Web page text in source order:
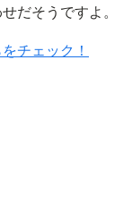
だそうですよ。
チェック！